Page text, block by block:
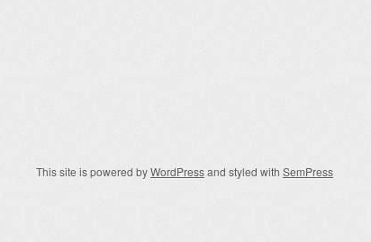
This site is powered byWordPressand styled with SemPress